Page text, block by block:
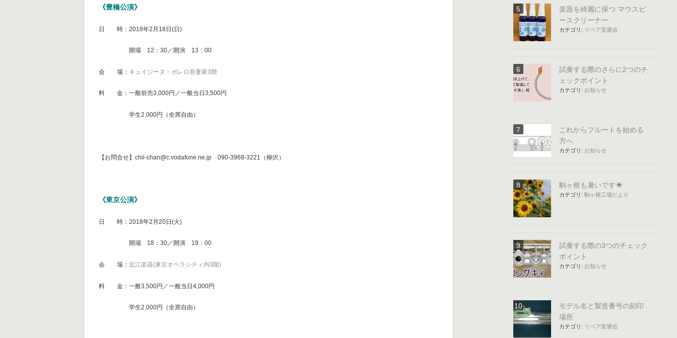
《豊橋公演》
日 時：2018年2月18日(日)
開場 12：30／開演 13：00
会 場： キュイジーヌ・ボレロ吾妻家3階
料 金：一般前売3,000円／一般当日3,500円
学生2,000円（全席自由）
【お問合せ】chii-chan@c.vodafone.ne.jp 090-3968-3221（柳沢）
《東京公演》
日 時：2018年2月20日(火)
開場 18：30／開演 19：00
会 場：近江楽器(東京オペラシティ内3階)
料 金：一般3,500円／一般当日4,000円
学生2,000円（全席自由）
楽器を綺麗に保つ マウスピ
ースクリーナー
カテゴリ: リペア室通信
試奏する際のさらに2つのチ
ェックポイント
カテゴリ: お知らせ
これからフルートを始める
方へ
カテゴリ: お知らせ
駒ヶ根も暑いです☀
カテゴリ: 駒ヶ根工場だより
試奏する際の3つのチェック
ポイント
カテゴリ: お知らせ
モデル名と製造番号の刻印
場所
カテゴリ: リペア室通信